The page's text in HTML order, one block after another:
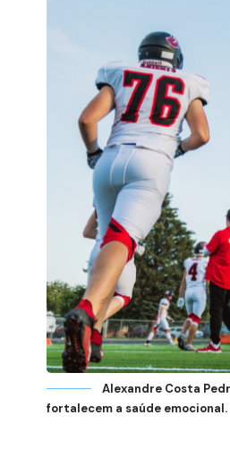
Alexandre Costa
fortalecem a saúde emocional.